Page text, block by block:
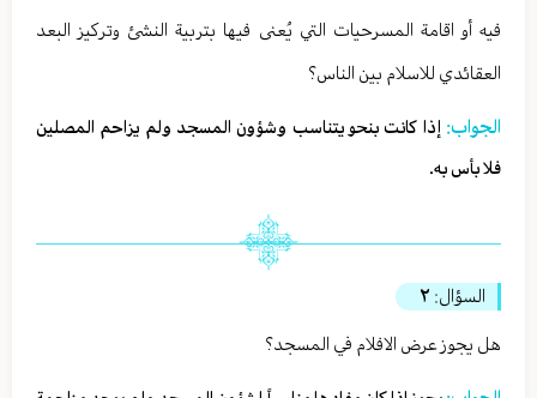
فيه أو اقامة المسرحيات التي يُعنى فيها بتربية النشئ وتركيز البعد
العقائدي للاسلام بين الناس؟
الجواب: إذا كانت بنحو يتناسب وشؤون المسجد ولم يزاحم المصلين
فلا بأس به.
السؤال: ٢
هل يجوز عرض الافلام في المسجد؟